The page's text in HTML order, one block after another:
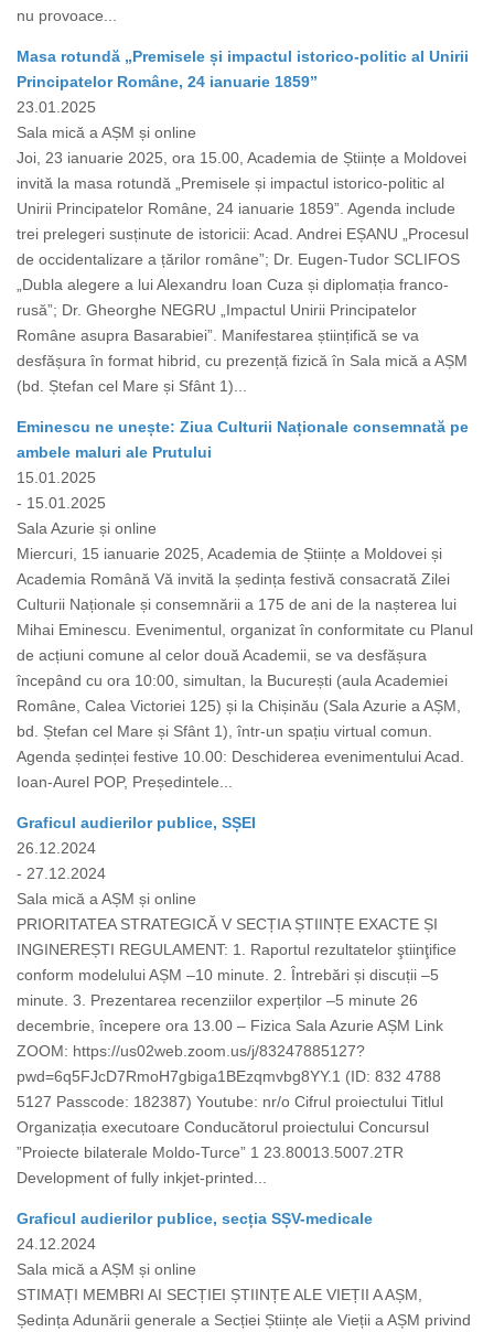
nu provoace...
Masa rotundă „Premisele și impactul istorico-politic al Unirii
Principatelor Române, 24 ianuarie 1859”
23.01.2025
Sala mică a AȘM și online
Joi, 23 ianuarie 2025, ora 15.00, Academia de Științe a Moldovei
invită la masa rotundă „Premisele și impactul istorico-politic al
Unirii Principatelor Române, 24 ianuarie 1859”. Agenda include
trei prelegeri susținute de istoricii: Acad. Andrei EȘANU „Procesul
de occidentalizare a țărilor române”; Dr. Eugen-Tudor SCLIFOS
„Dubla alegere a lui Alexandru Ioan Cuza și diplomația franco-
rusă”; Dr. Gheorghe NEGRU „Impactul Unirii Principatelor
Române asupra Basarabiei”. Manifestarea științifică se va
desfășura în format hibrid, cu prezență fizică în Sala mică a AȘM
(bd. Ștefan cel Mare și Sfânt 1)...
Eminescu ne unește: Ziua Culturii Naționale consemnată pe
ambele maluri ale Prutului
15.01.2025
- 15.01.2025
Sala Azurie și online
Miercuri, 15 ianuarie 2025, Academia de Științe a Moldovei și
Academia Română Vă invită la ședința festivă consacrată Zilei
Culturii Naționale și consemnării a 175 de ani de la nașterea lui
Mihai Eminescu. Evenimentul, organizat în conformitate cu Planul
de acțiuni comune al celor două Academii, se va desfășura
începând cu ora 10:00, simultan, la București (aula Academiei
Române, Calea Victoriei 125) și la Chișinău (Sala Azurie a AȘM,
bd. Ștefan cel Mare și Sfânt 1), într-un spațiu virtual comun.
Agenda ședinței festive 10.00: Deschiderea evenimentului Acad.
Ioan-Aurel POP, Președintele...
Graficul audierilor publice, SȘEI
26.12.2024
- 27.12.2024
Sala mică a AȘM și online
PRIORITATEA STRATEGICĂ V SECȚIA ȘTIINȚE EXACTE ȘI
INGINEREȘTI REGULAMENT: 1. Raportul rezultatelor ştiinţifice
conform modelului AȘM –10 minute. 2. Întrebări și discuții –5
minute. 3. Prezentarea recenziilor experților –5 minute 26
decembrie, începere ora 13.00 – Fizica Sala Azurie AȘM Link
ZOOM: https://us02web.zoom.us/j/83247885127?
pwd=6q5FJcD7RmoH7gbiga1BEzqmvbg8YY.1 (ID: 832 4788
5127 Passcode: 182387) Youtube: nr/o Cifrul proiectului Titlul
Organizația executoare Conducătorul proiectului Concursul
”Proiecte bilaterale Moldo-Turce” 1 23.80013.5007.2TR
Development of fully inkjet-printed...
Graficul audierilor publice, secția SȘV-medicale
24.12.2024
Sala mică a AȘM și online
STIMAȚI MEMBRI AI SECȚIEI ȘTIINȚE ALE VIEȚII A AȘM,
Ședința Adunării generale a Secției Științe ale Vieții a AȘM privind